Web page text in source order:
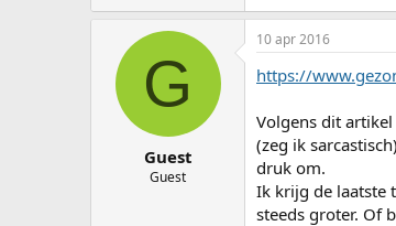
G
Guest
Guest
10 apr 2016
https://
Volgens dit
(zeg ik
druk om.
Ik krijg de laatste
steeds groter. Of